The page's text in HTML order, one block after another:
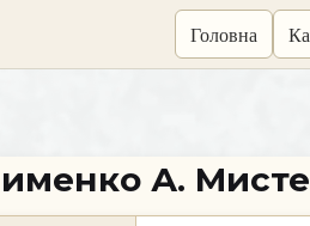
Головна
А.